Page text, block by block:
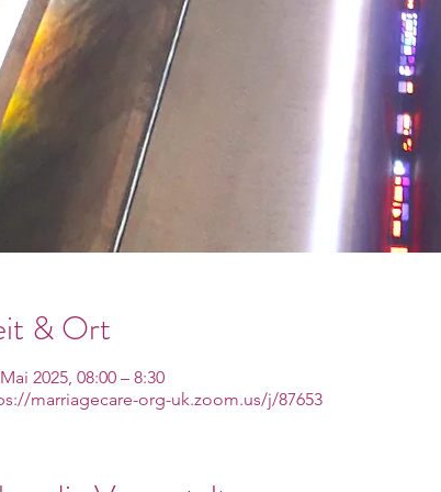
& Ort
2025, 08:00 – 8:30
marriagecare-org-uk.zoom.us/j/87653